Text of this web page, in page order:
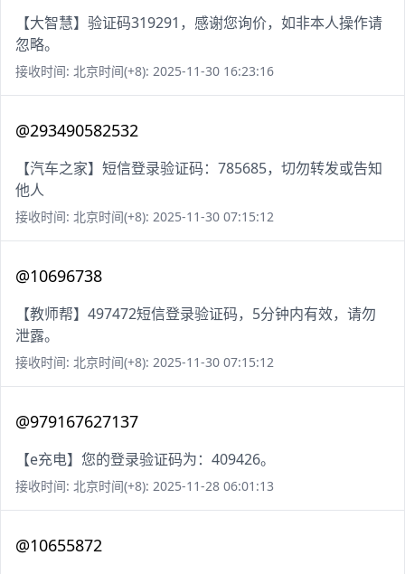
【大智慧】验证码319291，感谢您询价，如非本人操作请
忽略。
接收时间: 北京时间(+8): 2025-11-30 16:23:16
@293490582532
【汽车之家】短信登录验证码：785685，切勿转发或告知
他人
接收时间: 北京时间(+8): 2025-11-30 07:15:12
@10696738
【教师帮】497472短信登录验证码，5分钟内有效，请勿
泄露。
接收时间: 北京时间(+8): 2025-11-30 07:15:12
@979167627137
【e充电】您的登录验证码为：409426。
接收时间: 北京时间(+8): 2025-11-28 06:01:13
@10655872